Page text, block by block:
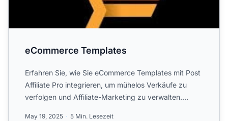
eCommerce Templates
Erfahren Sie, wie Sie eCommerce Templates mit Post
Affiliate Pro integrieren, um mühelos Verkäufe zu
verfolgen und Affiliate-Marketing zu verwalten.
May 19, 2025 5 Min. Lesezeit